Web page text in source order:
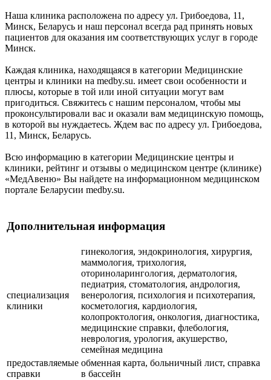
Наша клиника расположена по адресу ул. Грибоедова, 11,
Минск, Беларусь и наш персонал всегда рад принять новых
пациентов для оказания им соответствующих услуг в городе
Минск.
Каждая клиника, находящаяся в категории Медицинские
центры и клиники на medby.su. имеет свои особенности и
плюсы, которые в той или иной ситуации могут вам
пригодиться. Свяжитесь с нашим персоналом, чтобы мы
проконсультировали вас и оказали вам медицинскую помощь,
в которой вы нуждаетесь. Ждем вас по адресу ул. Грибоедова,
11, Минск, Беларусь.
Всю информацию в категории Медицинские центры и
клиники, рейтинг и отзывы о медицинском центре (клинике)
«МедАвеню» Вы найдете на информационном медицинском
портале Беларусии medby.su.
Дополнительная информация
специализация
клиники
гинекология, эндокринология, хирургия,
маммология, трихология,
оториноларингология, дерматология,
педиатрия, стоматология, андрология,
венерология, психология и психотерапия,
косметология, кардиология,
колопроктология, онкология, диагностика,
медицинские справки, флебология,
неврология, урология, акушерство,
семейная медицина
предоставляемые
справки
обменная карта, больничный лист, справка
в бассейн